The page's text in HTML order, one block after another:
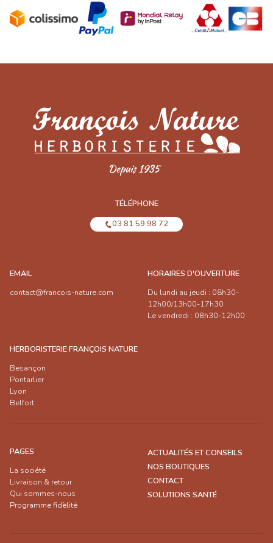
TÉLÉPHONE
03 81 59 98 72
EMAIL
contact@francois-nature.com
HORAIRES D'OUVERTURE
Du lundi au jeudi : 08h30-
12h00/13h00-17h30
Le vendredi : 08h30-12h00
HERBORISTERIE FRANÇOIS NATURE
Besançon
Pontarlier
Lyon
Belfort
PAGES
La société
Livraison & retour
Qui sommes-nous
Programme fidèlité
ACTUALITÉS ET CONSEILS
NOS BOUTIQUES
CONTACT
SOLUTIONS SANTÉ